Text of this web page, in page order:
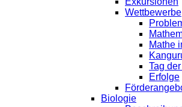
Wettbewerbe
Mathe
Tag
Erfolge
Biologie